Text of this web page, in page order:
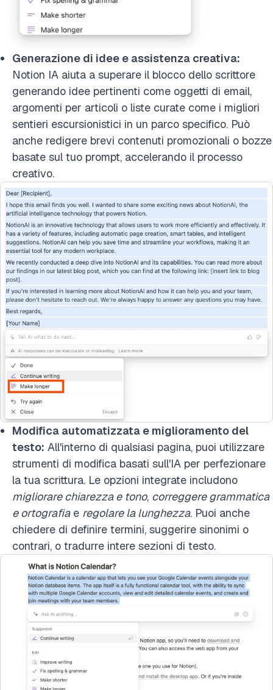
Generazione di idee e assistenza creativa:
Notion IA aiuta a superare il blocco dello scrittore
generando idee pertinenti come oggetti di email,
argomenti per articoli o liste curate come i migliori
sentieri escursionistici in un parco specifico. Può
anche redigere brevi contenuti promozionali o bozze
basate sul tuo prompt, accelerando il processo
creativo.
Modifica automatizzata e miglioramento del
testo: All'interno di qualsiasi pagina, puoi utilizzare
strumenti di modifica basati sull'IA per perfezionare
la tua scrittura. Le opzioni integrate includono
migliorare chiarezza e tono, correggere grammatica
e ortografiae regolare la lunghezza. Puoi anche
chiedere di definire termini, suggerire sinonimi o
contrari, o tradurre intere sezioni di testo.